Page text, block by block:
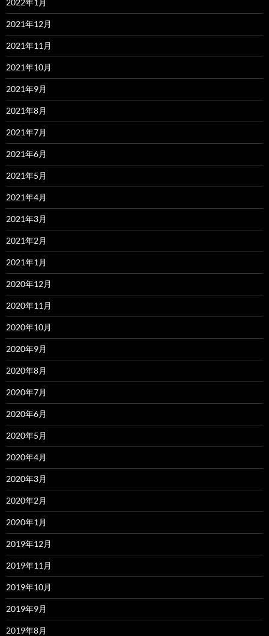
2022年1月
2021年12月
2021年11月
2021年10月
2021年9月
2021年8月
2021年7月
2021年6月
2021年5月
2021年4月
2021年3月
2021年2月
2021年1月
2020年12月
2020年11月
2020年10月
2020年9月
2020年8月
2020年7月
2020年6月
2020年5月
2020年4月
2020年3月
2020年2月
2020年1月
2019年12月
2019年11月
2019年10月
2019年9月
2019年8月